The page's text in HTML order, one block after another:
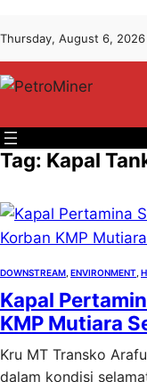
konten
content
Thursday, August 6, 2026
Tag: Kapal
DOWNSTREAM ENVIRONMENT
Kapal
KMP Mutiara
Kru MT Transko
dalam kondisi